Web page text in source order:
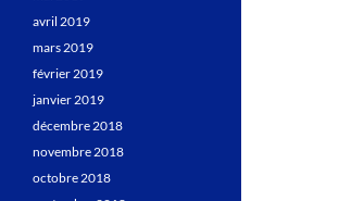
avril 2019
mars 2019
février 2019
janvier 2019
décembre 2018
novembre 2018
octobre 2018